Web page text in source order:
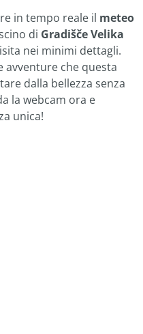
in tempo reale il meteo
di Gradišče Velika
nei minimi dettagli.
avventure che questa
dalla bellezza senza
la webcam ora e
unica!